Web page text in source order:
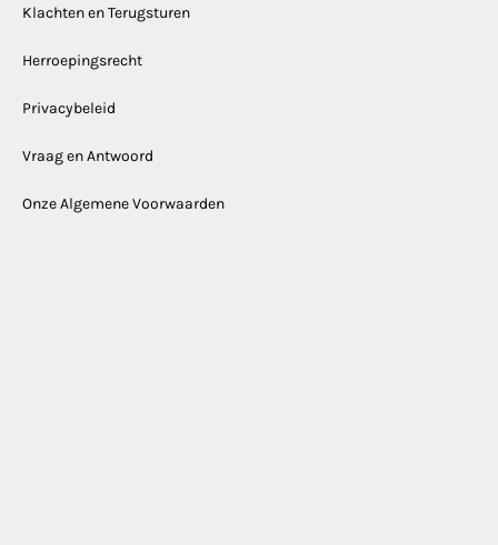
Klachten en Terugsturen
Herroepingsrecht
Privacybeleid
Vraag en Antwoord
Onze Algemene Voorwaarden